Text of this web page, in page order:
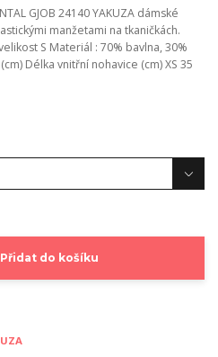
GJOB 24140 YAKUZA dámské
manžetami na tkaničkách.
S Materiál : 70% bavlna, 30%
Délka vnitřní nohavice (cm) XS 35
Přidat do košíku